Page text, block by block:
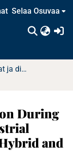
Selaa Osuvaa
Pro gradu -tutkielmat ja diplomityöt
During
and